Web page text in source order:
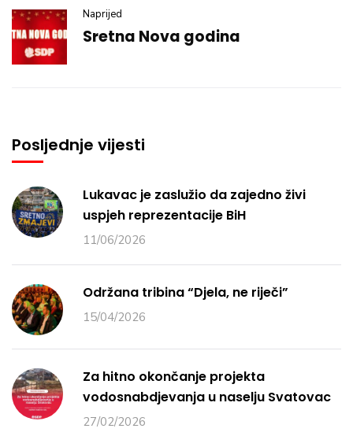
Naprijed
Sretna Nova godina
Posljednje vijesti
Lukavac je zaslužio da zajedno živi
uspjeh reprezentacije BiH
11/06/2026
Održana tribina “Djela, ne riječi”
15/04/2026
Za hitno okončanje projekta
vodosnabdjevanja u naselju Svatovac
27/02/2026